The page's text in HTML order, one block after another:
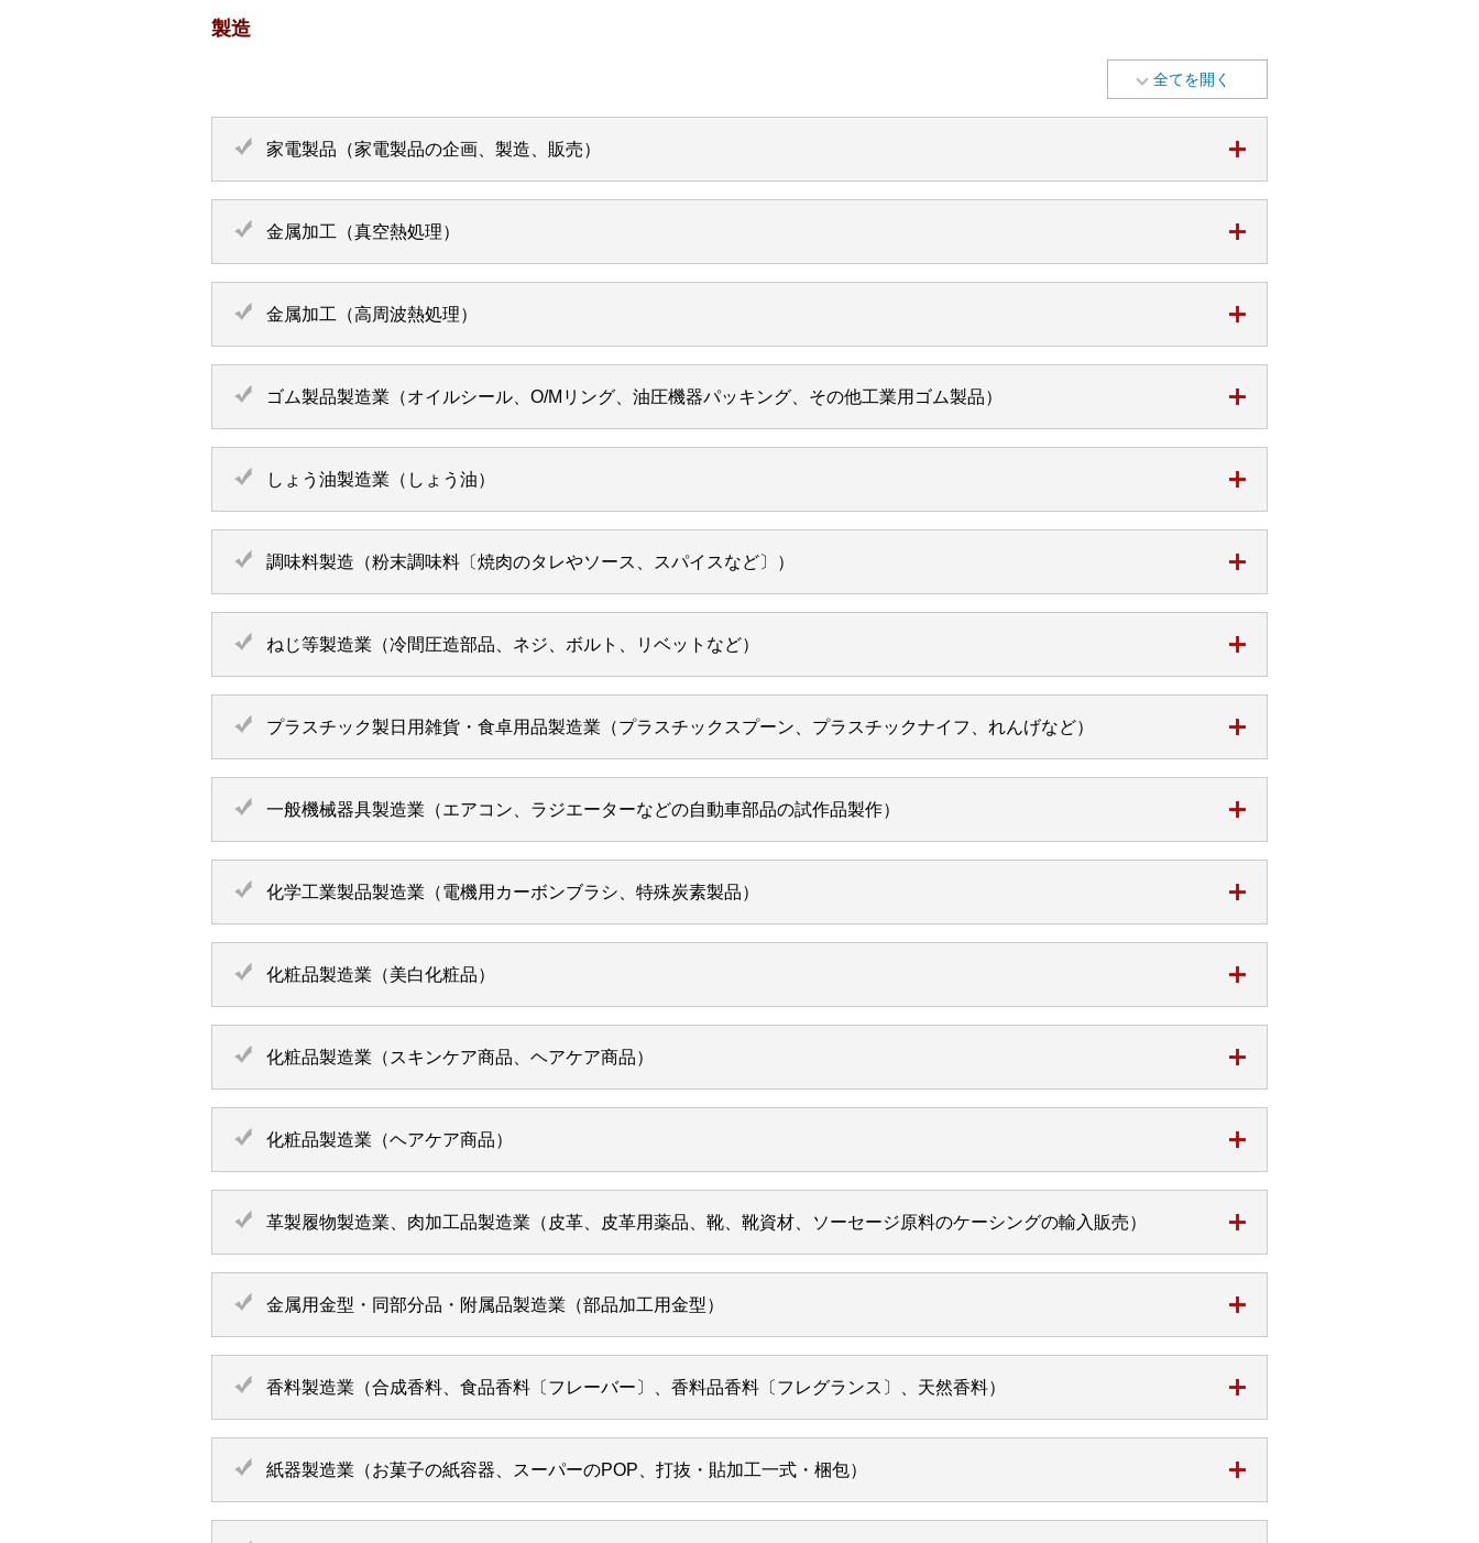
製造
全てを開く
家電製品（家電製品の企画、製造、販売）
金属加工（真空熱処理）
金属加工（高周波熱処理）
ゴム製品製造業（オイルシール、O/Mリング、油圧機器パッキング、その他工業用ゴム製品）
しょう油製造業（しょう油）
調味料製造（粉末調味料〔焼肉のタレやソース、スパイスなど〕）
ねじ等製造業（冷間圧造部品、ネジ、ボルト、リベットなど）
プラスチック製日用雑貨・食卓用品製造業（プラスチックスプーン、プラスチックナイフ、れんげなど）
一般機械器具製造業（エアコン、ラジエーターなどの自動車部品の試作品製作）
化学工業製品製造業（電機用カーボンブラシ、特殊炭素製品）
化粧品製造業（美白化粧品）
化粧品製造業（スキンケア商品、ヘアケア商品）
化粧品製造業（ヘアケア商品）
革製履物製造業、肉加工品製造業（皮革、皮革用薬品、靴、靴資材、ソーセージ原料のケーシングの輸入販売）
金属用金型・同部分品・附属品製造業（部品加工用金型）
香料製造業（合成香料、食品香料〔フレーバー〕、香料品香料〔フレグランス〕、天然香料）
紙器製造業（お菓子の紙容器、スーパーのPOP、打抜・貼加工一式・梱包）